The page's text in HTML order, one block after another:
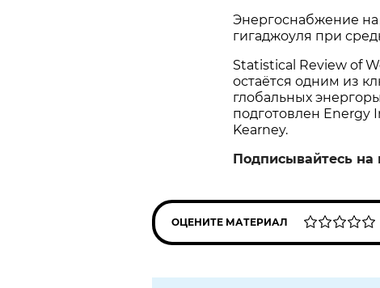
Энергоснабжение на
гигаджоуля при
Statistical Review of
остаётся одним из
глобальных
подготовлен Energy
Kearney.
Подписывайтесь на
ОЦЕНИТЕ МАТЕРИАЛ